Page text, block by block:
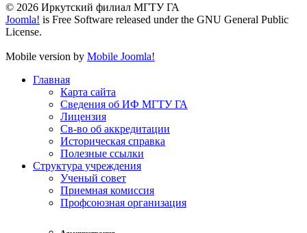
© 2026 Иркутский филиал МГТУ ГА
Joomla! is Free Software released under the GNU General Public
License.
Mobile version by Mobile Joomla!
Главная
Карта сайта
Сведения об ИФ МГТУ ГА
Лицензия
Св-во об аккредитации
Историческая справка
Полезные ссылки
Структура учреждения
Ученый совет
Приемная комиссия
Профсоюзная организация